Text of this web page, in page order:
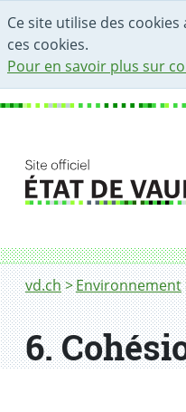
Ce site utilise des
ces cookies.
Pour en savoir plus sur
DÉBUT DU CONTENU
ACCÈS AU CHAMP DE
PAGE D'ACCUEIL
FORMULAIRE DE
Fil d'Ariane
vd.ch Environnement
6. Cohésion sociale et
6.